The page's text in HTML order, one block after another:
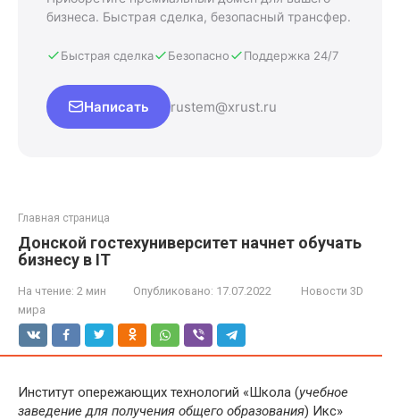
бизнеса. Быстрая сделка, безопасный трансфер.
Быстрая сделка Безопасно Поддержка 24/7
Написать rustem@xrust.ru
Главная страница
Донской гостехуниверситет начнет обучать
бизнесу в IT
На чтение: 2 мин Опубликовано: 17.07.2022
Новости 3D
мира
Институт опережающих технологий «Школа (учебное
заведение для получения общего образования) Икс»